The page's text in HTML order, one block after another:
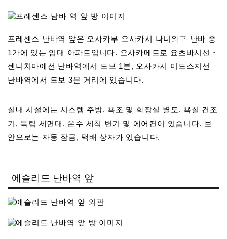
프레센스 난바역 앞은 오사카부 오사카시 나니와구 난바 중
1가에 있는 임대 아파트입니다. 오사카메트로 요츠바시선・
센니치마에선 난바역에서 도보 1분, 오사카시 미도스지선
난바역에서 도보 3분 거리에 있습니다.
실내 시설에는 시스템 주방, 욕조 및 화장실 별도, 욕실 건조
기, 독립 세면대, 온수 세척 변기 및 에어컨이 있습니다. 보
안으로는 자동 잠금, 택배 상자가 있습니다.
에슬리드 난바역 앞